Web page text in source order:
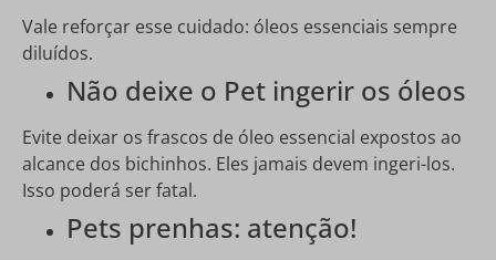
Vale reforçar esse cuidado: óleos essenciais sempre
diluídos.
Não deixe o Pet ingerir os óleos
Evite deixar os frascos de óleo essencial expostos ao
alcance dos bichinhos. Eles jamais devem ingeri-los.
Isso poderá ser fatal.
Pets prenhas: atenção!